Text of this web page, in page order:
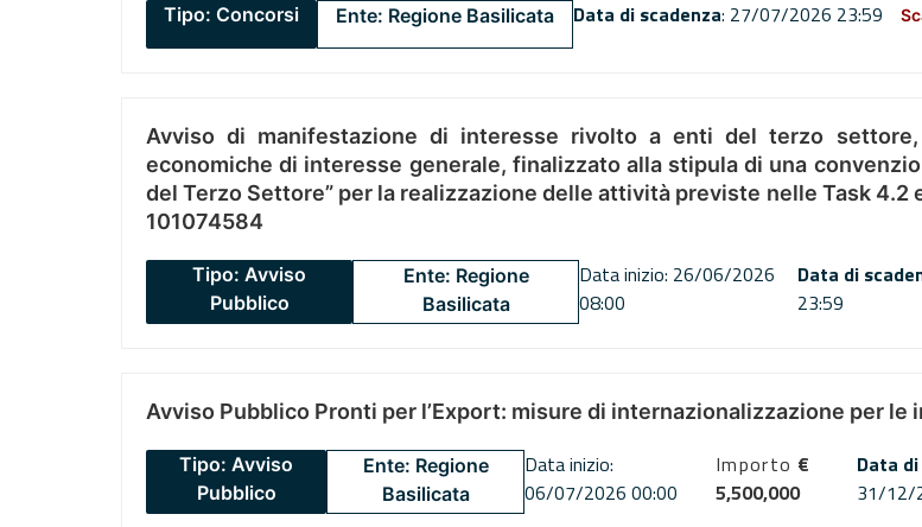
Tipo: Concorsi Ente: Regione Basilicata Data di scadenza: 27/07/2026 23:59
Avviso di manifestazione di interesse rivolto a enti del terzo
economiche di interesse generale, finalizzato alla stipula di una
del Terzo Settore” per la realizzazione delle attività previste nelle Task 4.2
101074584
Tipo: Avviso
Pubblico
Ente: Regione
Basilicata
Data inizio: 26/06/2026
08:00
Data di
23:59
Avviso Pubblico Pronti per l’Export: misure di internazionalizzazione per le
Tipo: Avviso
Pubblico
Ente: Regione
Basilicata
Data inizio:
06/07/2026 00:00
Importo €
5,500,000
Data
31/12/